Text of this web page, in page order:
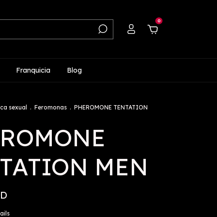
0
Franquicia Blog
sexual . Feromonas . PHEROMONE TENTATION
MEN